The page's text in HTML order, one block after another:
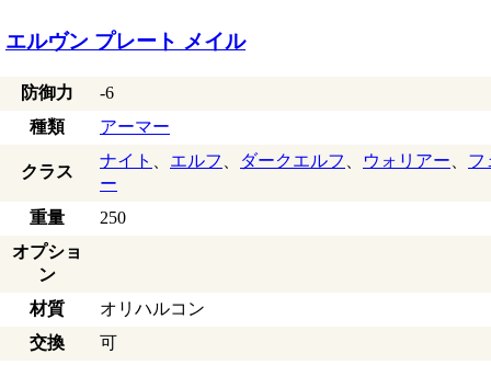
エルヴン プレート メイル
防御力
-6
種類
アーマー
クラス
ナイト エルフ ダークエルフ ウォリアー
フ
ー
重量
250
オプショ
ン
材質
オリハルコン
交換
可